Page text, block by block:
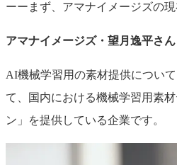
ーーまず、アマナイメージズの
アマナイメージズ・望月逸平さん
AI機械学習用の素材提供につい
て、国内における機械学習用素
ン」を提供している企業です。